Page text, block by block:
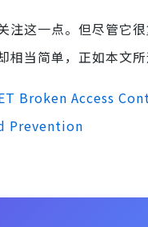
注这一点。但尽管它
相当简单，正如本文所
Broken Access
Prevention